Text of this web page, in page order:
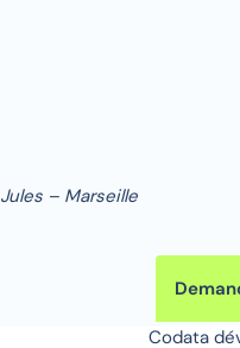
Jules – Marseille
Codata